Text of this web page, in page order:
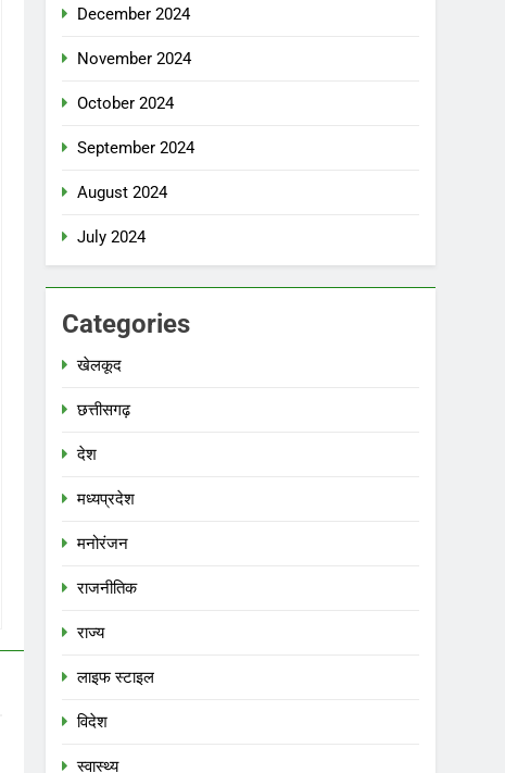
December 2024
November 2024
October 2024
September 2024
August 2024
July 2024
Categories
खेलकूद
छत्तीसगढ़
देश
मध्‍यप्रदेश
मनोरंजन
राजनीतिक
राज्य
लाइफ स्टाइल
विदेश
स्‍वास्‍थ्‍य